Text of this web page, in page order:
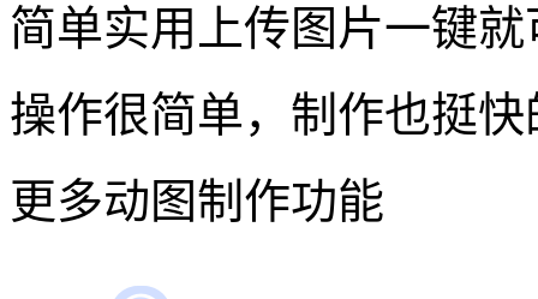
简单实用上传图片一键
操作很简单，制作也挺
更多动图制作功能